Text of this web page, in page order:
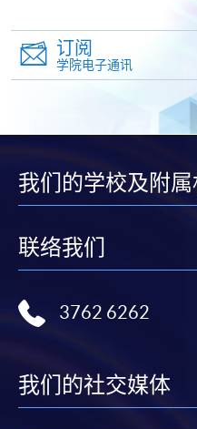
报名办法
1. 现金、「易办事」（
(WeChat Pay) 或支付
办事」、微信支付（
（Alipay） 缴付学费。
2. 支票或银行本票
学专业进修学院」。支票
人姓名。 阁下可：
亲临学院各报名中心递
订阅
学院电子通讯
我们的学校及附属
联络我们
3762 6262
我们的社交媒体